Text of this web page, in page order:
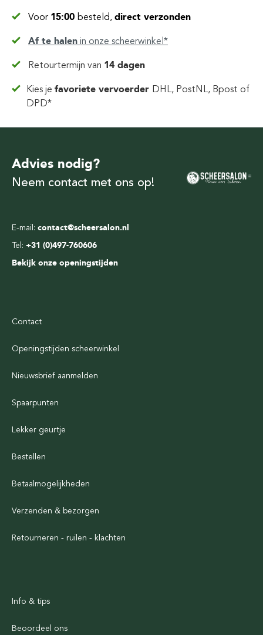
Voor 15:00 besteld, direct verzonden
Af te halen in onze scheerwinkel*
Retourtermijn van 14 dagen
Kies jefavoriete vervoerder DHL, PostNL, Bpost of
DPD*
E-mail: contact@scheersalon.nl
Tel: +31 (0)497-760606
Bekijk onze openingstijden
Advies nodig?
Neem contact met ons op!
Contact
Openingstijden scheerwinkel
Nieuwsbrief aanmelden
Spaarpunten
Lekker geurtje
Bestellen
Betaalmogelijkheden
Verzenden & bezorgen
Retourneren - ruilen - klachten
Info & tips
Beoordeel ons